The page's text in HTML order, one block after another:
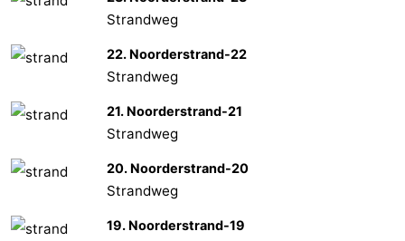
Strandweg
22. Noorderstrand-22
Strandweg
21. Noorderstrand-21
Strandweg
20. Noorderstrand-20
Strandweg
19. Noorderstrand-19